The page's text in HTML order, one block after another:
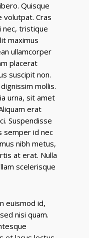
Quisque
volutpat. Cras
nec, tristique
maximus
ullamcorper
placerat
suscipit non.
mollis.
urna, sit amet
erat
Suspendisse
semper id nec
nibh metus,
at erat. Nulla
scelerisque
euismod id,
nisi quam.